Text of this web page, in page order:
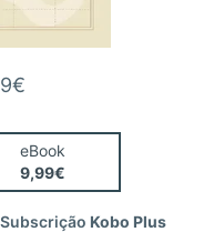
eBook
9,99€
Kobo Plus